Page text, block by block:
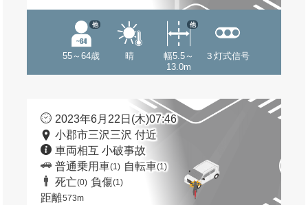
55～64歳
他
晴
幅5.5～
13.0m
他
３灯式信号
2023年6月22日(木)07:46
小郡市三沢三沢 付近
車両相互 小破事故
普通乗用車(1) 自転車(1)
死亡(0) 負傷(1)
距離573m